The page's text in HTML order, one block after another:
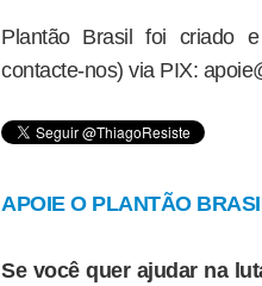
Plantão Brasil foi criado
contacte-nos) via PIX:
APOIE O PLANTÃO
Se você quer ajudar na